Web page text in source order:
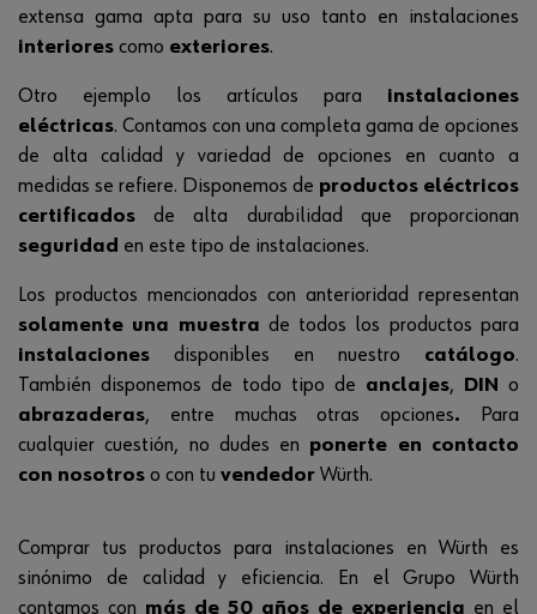
extensa gama apta para su uso tanto en instalaciones
interiores como exteriores.
Otro ejemplo los artículos para instalaciones
eléctricas. Contamos con una completa gama de opciones
de alta calidad y variedad de opciones en cuanto a
medidas se refiere. Disponemos de productos eléctricos
certificados de alta durabilidad que proporcionan
seguridad en este tipo de instalaciones.
Los productos mencionados con anterioridad representan
solamente una muestra de todos los productos para
instalaciones disponibles en nuestro catálogo.
También disponemos de todo tipo de anclajes, DIN o
abrazaderas, entre muchas otras opciones.
Para
cualquier cuestión, no dudes en ponerte en contacto
con nosotros o con tu vendedor Würth.
Comprar tus productos para instalaciones en Würth es
sinónimo de calidad y eficiencia. En el Grupo Würth
contamos con más de 50 años de experiencia en el